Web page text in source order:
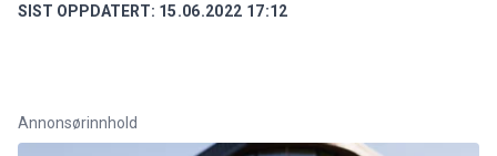
SIST OPPDATERT: 15.06.2022 17:12
Annonsørinnhold